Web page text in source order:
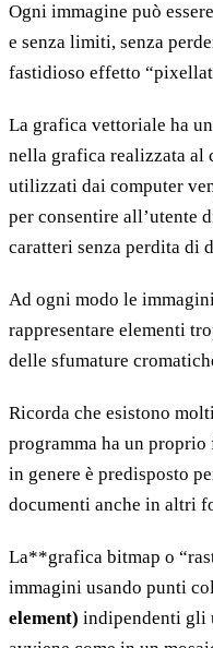
Ogni immagine può
e senza limiti, senza
fastidioso effetto
La grafica vettoriale ha
nella grafica realizzata
utilizzati dai computer
per consentire all’utente
caratteri senza perdita di
Ad ogni modo le
rappresentare elementi
delle sfumature
Ricorda che esistono
programma ha un proprio
in genere è predisposto
documenti anche in altri
La**grafica bitmap o
immagini usando punti
element) indipendenti gli